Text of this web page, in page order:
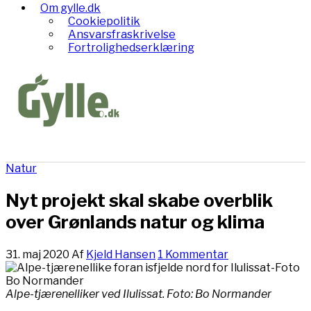
Om gylle.dk
Cookiepolitik
Ansvarsfraskrivelse
Fortrolighedserklæring
Natur
Nyt projekt skal skabe overblik
over Grønlands natur og klima
31. maj 2020 Af Kjeld Hansen 1 Kommentar
Alpe-tjærenelliker ved Ilulissat. Foto: Bo Normander